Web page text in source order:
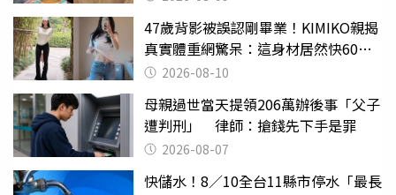
47歲背影被誤認剛畢業！KIMIKO親揭
真實體重網驚呆：這身材居然快60公
斤？2026-08-10
母親過世當天提領206萬辦後事「父子
遭判刑」 律師：搶錢先下手是罪
2026-08-07
快儲水！8／10全台11縣市停水「最長